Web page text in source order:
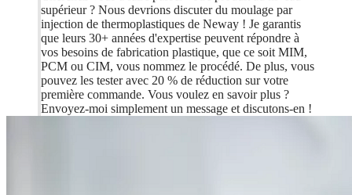
supérieur ? Nous devrions discuter du moulage par
injection de thermoplastiques de Neway ! Je garantis
que leurs 30+ années d'expertise peuvent répondre à
vos besoins de fabrication plastique, que ce soit MIM,
PCM ou CIM, vous nommez le procédé. De plus, vous
pouvez les tester avec 20 % de réduction sur votre
première commande. Vous voulez en savoir plus ?
Envoyez-moi simplement un message et discutons-en !